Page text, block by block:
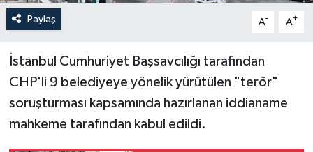
Paylaş A- A+
İstanbul Cumhuriyet Başsavcılığı tarafından
CHP'li 9 belediyeye yönelik yürütülen "terör"
soruşturması kapsamında hazırlanan iddianame
mahkeme tarafından kabul edildi.